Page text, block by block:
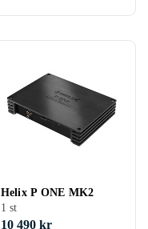
Helix P ONE MK2
1 st
10 490 kr